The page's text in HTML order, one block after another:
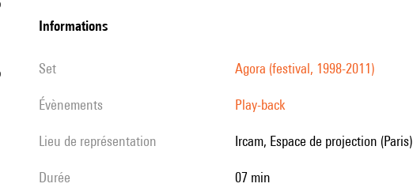
informations
set Agora (festival, 1998-2011)
évènements Play-back
Lieu de représentation Ircam, Espace de projection (Paris)
durée 07 min